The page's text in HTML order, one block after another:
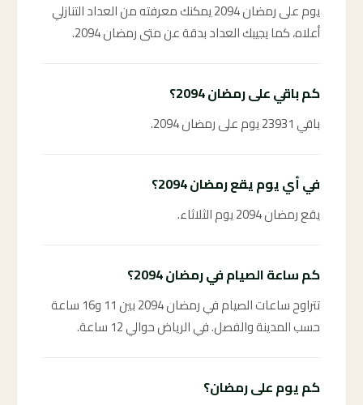
يوم على رمضان 2094 يمكنك معرفته من العداد التنازلي
أعلاه، كما يجيبك العداد بدقة عن متى رمضان 2094.
كم باقي على رمضان 2094؟
باقي 23931 يوم على رمضان 2094.
في أي يوم يقع رمضان 2094؟
يقع رمضان 2094 يوم الثلاثاء.
كم ساعة الصيام في رمضان 2094؟
تتراوح ساعات الصيام في رمضان 2094 بين 11 و16 ساعة
حسب المدينة والفصل. في الرياض حوالي 12 ساعة.
كم يوم على رمضان؟